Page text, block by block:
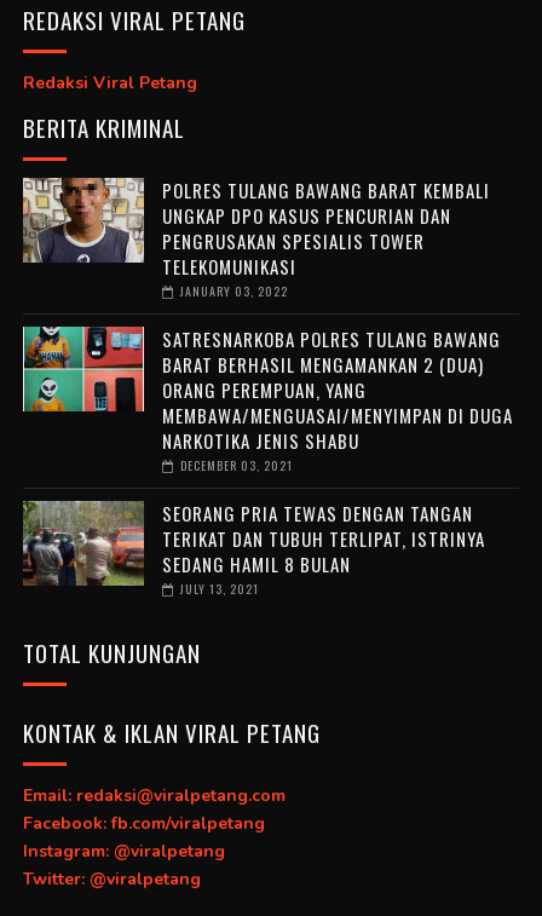
REDAKSI VIRAL PETANG
Redaksi Viral Petang
BERITA KRIMINAL
POLRES TULANG BAWANG BARAT KEMBALI
UNGKAP DPO KASUS PENCURIAN DAN
PENGRUSAKAN SPESIALIS TOWER
TELEKOMUNIKASI
JANUARY 03, 2022
SATRESNARKOBA POLRES TULANG BAWANG
BARAT BERHASIL MENGAMANKAN 2 (DUA)
ORANG PEREMPUAN, YANG
MEMBAWA/MENGUASAI/MENYIMPAN DI DUGA
NARKOTIKA JENIS SHABU
DECEMBER 03, 2021
SEORANG PRIA TEWAS DENGAN TANGAN
TERIKAT DAN TUBUH TERLIPAT, ISTRINYA
SEDANG HAMIL 8 BULAN
JULY 13, 2021
TOTAL KUNJUNGAN
KONTAK & IKLAN VIRAL PETANG
Email: redaksi@viralpetang.com
Facebook: fb.com/viralpetang
Instagram: @viralpetang
Twitter: @viralpetang